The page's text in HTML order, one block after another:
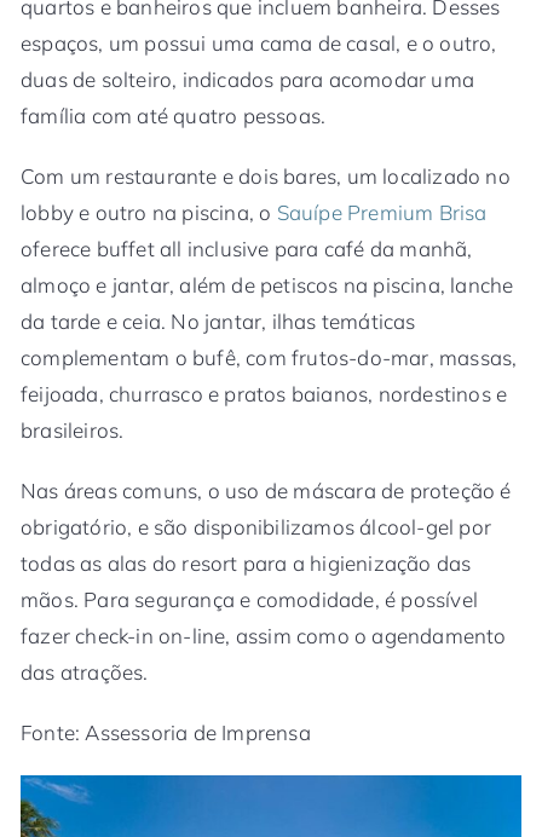
quartos e banheiros que incluem banheira. Desses
espaços, um possui uma cama de casal, e o outro,
duas de solteiro, indicados para acomodar uma
família com até quatro pessoas.
Com um restaurante e dois bares, um localizado no
lobby e outro na piscina, o Sauípe Premium Brisa
oferece buffet all inclusive para café da manhã,
almoço e jantar, além de petiscos na piscina, lanche
da tarde e ceia. No jantar, ilhas temáticas
complementam o bufê, com frutos-do-mar, massas,
feijoada, churrasco e pratos baianos, nordestinos e
brasileiros.
Nas áreas comuns, o uso de máscara de proteção é
obrigatório, e são disponibilizamos álcool-gel por
todas as alas do resort para a higienização das
mãos. Para segurança e comodidade, é possível
fazer check-in on-line, assim como o agendamento
das atrações.
Fonte: Assessoria de Imprensa